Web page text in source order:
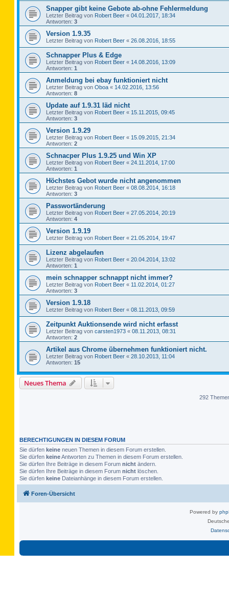
Snapper gibt keine Gebote ab-ohne Fehlermeldung
Letzter Beitrag von Robert Beer « 04.01.2017, 18:34
Antworten: 3
Version 1.9.35
Letzter Beitrag von Robert Beer « 26.08.2016, 18:55
Schnapper Plus & Edge
Letzter Beitrag von Robert Beer « 14.08.2016, 13:09
Antworten: 1
Anmeldung bei ebay funktioniert nicht
Letzter Beitrag von Oboa « 14.02.2016, 13:56
Antworten: 8
Update auf 1.9.31 läd nicht
Letzter Beitrag von Robert Beer « 15.11.2015, 09:45
Antworten: 3
Version 1.9.29
Letzter Beitrag von Robert Beer « 15.09.2015, 21:34
Antworten: 2
Schnacper Plus 1.9.25 und Win XP
Letzter Beitrag von Robert Beer « 24.11.2014, 17:00
Antworten: 1
Höchstes Gebot wurde nicht angenommen
Letzter Beitrag von Robert Beer « 08.08.2014, 16:18
Antworten: 3
Passwortänderung
Letzter Beitrag von Robert Beer « 27.05.2014, 20:19
Antworten: 4
Version 1.9.19
Letzter Beitrag von Robert Beer « 21.05.2014, 19:47
Lizenz abgelaufen
Letzter Beitrag von Robert Beer « 20.04.2014, 13:02
Antworten: 1
mein schnapper schnappt nicht immer?
Letzter Beitrag von Robert Beer « 11.02.2014, 01:27
Antworten: 3
Version 1.9.18
Letzter Beitrag von Robert Beer « 08.11.2013, 09:59
Zeitpunkt Auktionsende wird nicht erfasst
Letzter Beitrag von carsten1973 « 08.11.2013, 08:31
Antworten: 2
Artikel aus Chrome übernehmen funktioniert nicht.
Letzter Beitrag von Robert Beer « 28.10.2013, 11:04
Antworten: 15
Neues Thema
292
BERECHTIGUNGEN IN DIESEM FORUM
Sie dürfen keine neuen Themen in diesem Forum erstellen.
Sie dürfen keineAntworten zu Themen in diesem Forum erstellen.
Sie dürfen Ihre Beiträge in diesem Forum nicht ändern.
Sie dürfen Ihre Beiträge in diesem Forum nicht löschen.
Sie dürfen keine Dateianhänge in diesem Forum erstellen.
Foren-Übersicht
Powered by